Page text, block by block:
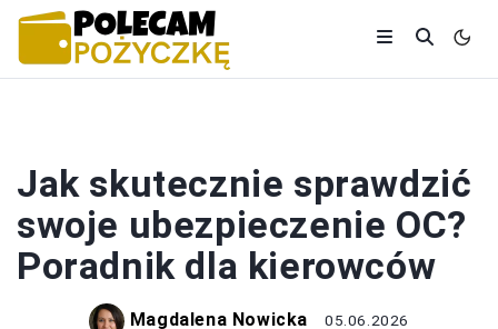
Jak skutecznie sprawdzić
swoje ubezpieczenie OC?
Poradnik dla kierowców
Magdalena Nowicka 05.06.2026